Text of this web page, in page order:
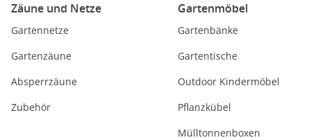
Zäune und Netze
Gartennetze
Gartenzäune
Absperrzäune
Zubehör
Gartenmöbel
Gartenbänke
Gartentische
Outdoor Kindermöbel
Pflanzkübel
Mülltonnenboxen